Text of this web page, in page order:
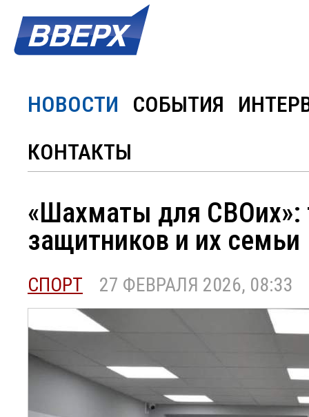
НОВОСТИ СОБЫТИЯ
КОНТАКТЫ
«Шахматы для СВОих»:
защитников и их семьи
СПОРТ 27 ФЕВРАЛЯ 2026, 08:33